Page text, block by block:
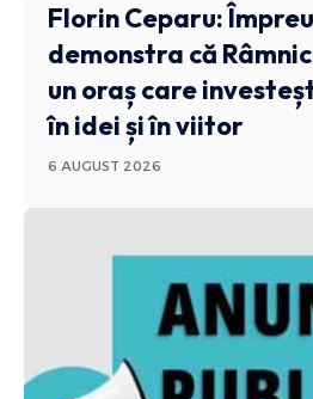
Florin Ceparu:
demonstra că
un oraș care
în idei și în viitor
6 AUGUST 2026